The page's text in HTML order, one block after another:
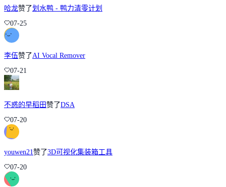
哈龙赞了划水鸭 - 鸭力清零计划
07-25
李伍赞了AI Vocal Remover
07-21
不惑的早稻田赞了DSA
07-20
youwen21赞了3D可视化集装箱工具
07-20